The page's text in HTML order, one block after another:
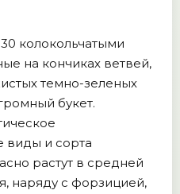
колокольчатыми
на кончиках ветвей,
темно-зеленых
букет.
виды и сорта
растут в средней
наряду с форзицией,